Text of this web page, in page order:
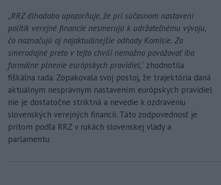
„RRZ dlhodobo upozorňuje, že pri súčasnom nastavení
politík verejné financie nesmerujú k udržateľnému vývoju,
čo naznačujú aj najaktuálnejšie odhady Komisie. Za
smerodajné preto v tejto chvíli nemožno považovať iba
formálne plnenie európskych pravidiel,“ zhodnotila
fiškálna rada. Zopakovala svoj postoj, že trajektória daná
aktuálnym nesprávnym nastavením európskych pravidiel
nie je dostatočne striktná a nevedie k ozdraveniu
slovenských verejných financií. Táto zodpovednosť je
pritom podľa RRZ v rukách slovenskej vlády a
parlamentu.